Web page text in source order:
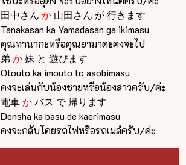
田中さん か 山田さん が 行きます
Tanakasan ka Yamadasan ga ikimasu
คุณทานากะหรือคุณยามาดะคงจะไป
弟 か妹 と 遊びます
Otouto ka imouto to asobimasu
คงจะเล่นกับน้องชายหรือน้องสาวครับ/ค่ะ
電車かバス で 帰ります
Densha ka basu de kaerimasu
คงจะกลับโดยรถไฟหรือรถเมล์ครับ/ค่ะ